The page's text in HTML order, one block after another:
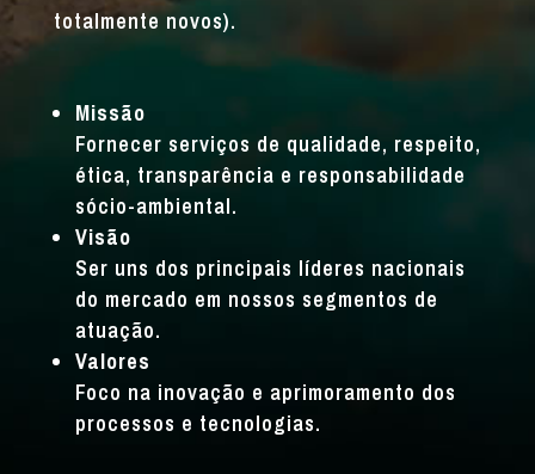
totalmente novos).
Missão
Fornecer serviços de qualidade, respeito,
ética, transparência e responsabilidade
sócio-ambiental.
Visão
Ser uns dos principais líderes nacionais
do mercado em nossos segmentos de
atuação.
Valores
Foco na inovação e aprimoramento dos
processos e tecnologias.